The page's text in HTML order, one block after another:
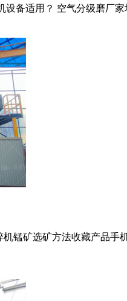
备适用？ 空气分级磨厂
锰矿选矿方法收藏产品